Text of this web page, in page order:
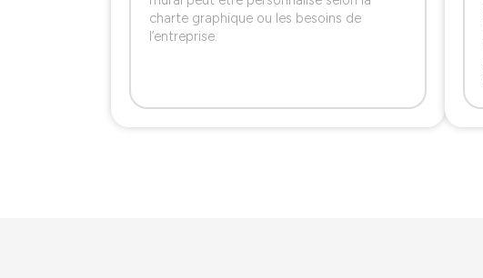
charte graphique ou les besoins de
l’entreprise.